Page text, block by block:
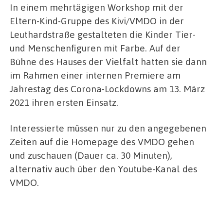
In einem mehrtägigen Workshop mit der
Eltern-Kind-Gruppe des Kivi/VMDO in der
Leuthardstraße gestalteten die Kinder Tier-
und Menschenfiguren mit Farbe. Auf der
Bühne des Hauses der Vielfalt hatten sie dann
im Rahmen einer internen Premiere am
Jahrestag des Corona-Lockdowns am 13. März
2021 ihren ersten Einsatz.
Interessierte müssen nur zu den angegebenen
Zeiten auf die Homepage des VMDO gehen
und zuschauen (Dauer ca. 30 Minuten),
alternativ auch über den Youtube-Kanal des
VMDO.